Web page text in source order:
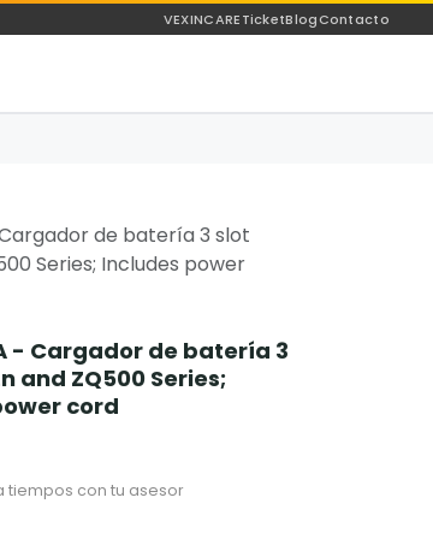
VEXINCARETicketBlogContacto
Cargador de batería 3 slot
Series; Includes power
- Cargador de batería 3
and ZQ500 Series;
cord
tiempos con tu asesor